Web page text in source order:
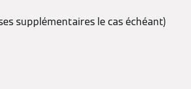
supplémentaires le cas échéant)